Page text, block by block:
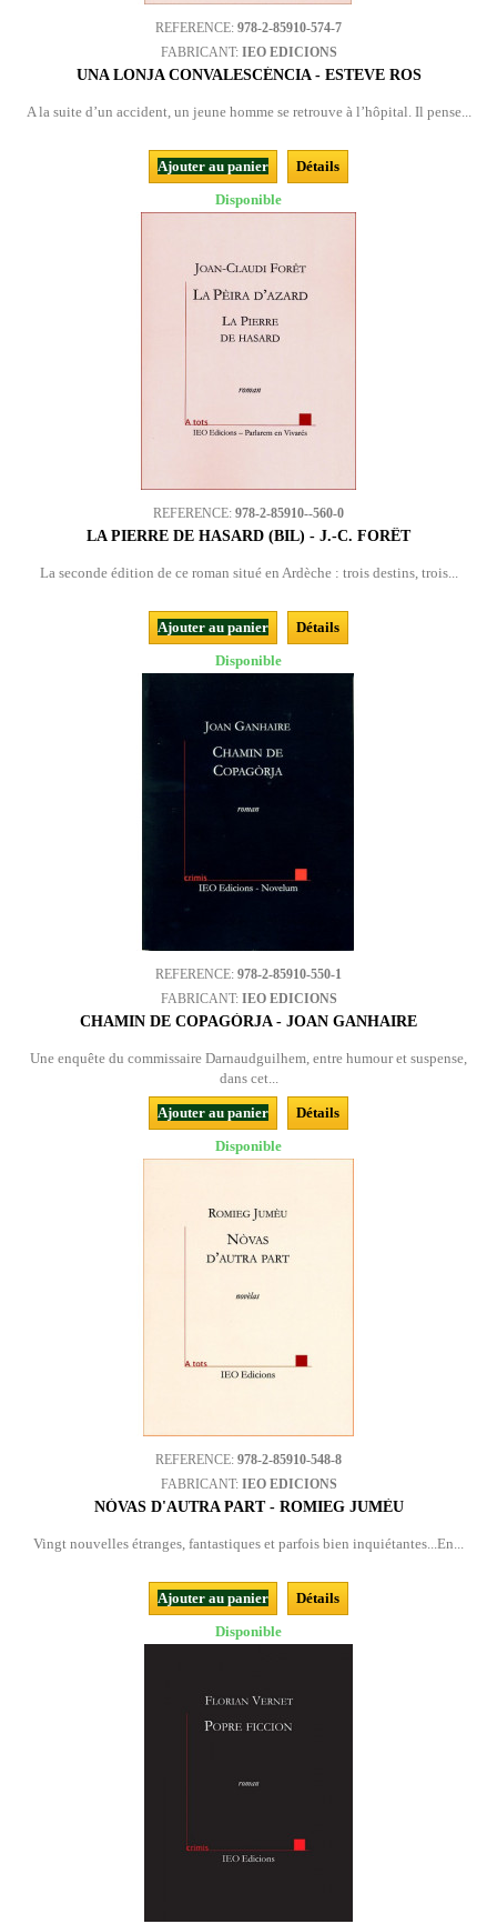
REFERENCE: 978-2-85910-574-7
FABRICANT: IEO EDICIONS
UNA LONJA CONVALESCÉNCIA - ESTEVE ROS
A la suite d’un accident, un jeune homme se retrouve à l’hôpital. Il pense...
Ajouter au panier
Détails
Disponible
REFERENCE: 978-2-85910--560-0
LA PIERRE DE HASARD (BIL) - J.-C. FORÊT
La seconde édition de ce roman situé en Ardèche : trois destins, trois...
Ajouter au panier
Détails
Disponible
REFERENCE: 978-2-85910-550-1
FABRICANT: IEO EDICIONS
CHAMIN DE COPAGÒRJA - JOAN GANHAIRE
Une enquête du commissaire Darnaudguilhem, entre humour et suspense,
dans cet...
Ajouter au panier
Détails
Disponible
REFERENCE: 978-2-85910-548-8
FABRICANT: IEO EDICIONS
NÒVAS D'AUTRA PART - ROMIEG JUMÈU
Vingt nouvelles étranges, fantastiques et parfois bien inquiétantes...En...
Ajouter au panier
Détails
Disponible